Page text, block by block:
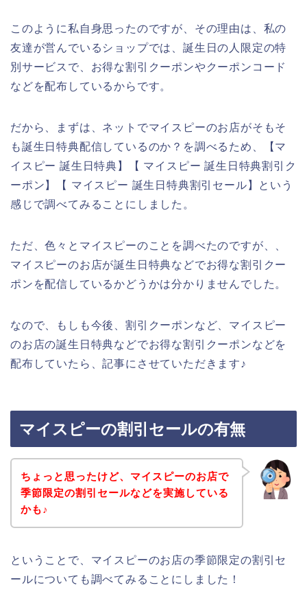
このように私自身思ったのですが、その理由は、私の
友達が営んでいるショップでは、誕生日の人限定の特
別サービスで、お得な割引クーポンやクーポンコード
などを配布しているからです。
だから、まずは、ネットでマイスピーのお店がそもそ
も誕生日特典配信しているのか？を調べるため、【マ
イスピー 誕生日特典】【 マイスピー 誕生日特典割引ク
ーポン】【 マイスピー 誕生日特典割引セール】という
感じで調べてみることにしました。
ただ、色々とマイスピーのことを調べたのですが、、
マイスピーのお店が誕生日特典などでお得な割引クー
ポンを配信しているかどうかは分かりませんでした。
なので、もしも今後、割引クーポンなど、マイスピー
のお店の誕生日特典などでお得な割引クーポンなどを
配布していたら、記事にさせていただきます♪
マイスピーの割引セールの有無
ちょっと思ったけど、マイスピーのお店で
季節限定の割引セールなどを実施している
かも♪
ということで、マイスピーのお店の季節限定の割引セ
ールについても調べてみることにしました！